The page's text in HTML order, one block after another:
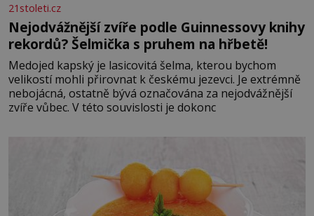
21stoleti.cz
Nejodvážnější zvíře podle Guinnessovy knihy
rekordů? Šelmička s pruhem na hřbetě!
Medojed kapský je lasicovitá šelma, kterou bychom
velikostí mohli přirovnat k českému jezevci. Je extrémně
nebojácná, ostatně bývá označována za nejodvážnější
zvíře vůbec. V této souvislosti je dokonc